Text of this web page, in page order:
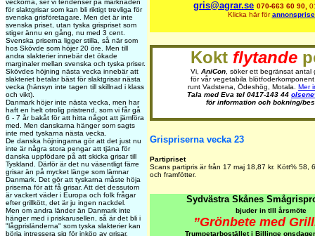
veckorna, ser vi tendenser på marknaden
för slaktgrisar som kan bli riktigt trevliga för
svenska grisföretagare. Men det är inte
svenska priset, utan tyska grispriset som
stiger ännu en gång, nu med 3 cent.
Svenska priserna ligger stilla, så när som
hos Skövde som höjer 20 öre. Men till
andra slakterier innebär det ökade
marginaler mellan svenska och tyska priser.
Skövdes höjning nästa vecka innebär att
slakteriet betalar bäst för slaktgrisar nästa
vecka (hänsyn inte tagen till skillnad i klass
och vikt).
Danmark höjer inte nästa vecka, men har
haft en helt otrolig pristrend, som vi får gå
6 - 7 år bakåt för att hitta något att jämföra
med. Men danskarna hänger som sagts
inte med tyskarna nästa vecka.
De danska höjningarna gör att det just nu
inte är några stora pengar att tjäna för
danska uppfödare på att skicka grisar till
Tyskland. Därför är det nu väsentligt färre
grisar än på mycket länge som lämnar
Danmark. Det gör att tyskarna måste höja
priserna för att få grisar. Att det dessutom
är vackert väder i Europa och folk frågar
efter grillkött, det är ju ingen nackdel.
Men om andra länder än Danmark inte
hänger med i priskarusellen, så är det bli i
"lågprisländerna" som tyska slakterier kan
börja intressera sig för inköp av grisar.
gris@agrar.se 070-663 60 90,
Klicka här för
Kokt flytande
Vi, AniCon, söker ett begränsat antal
för vår vegetabila
runt Vadstena, Ödeshög, Motala. Mer
Tala med Eva tel 0417-143 44
för information och bokning/
Grispriserna vecka 23
Partipriset
Scans partipris är från 17 maj 18,87 kr. Kött% 58,
och framfötter.
Sydvästra Skånes
bjuder in tlll årsmöte
”Grönbete med
Trumpetarbostället i Billinge